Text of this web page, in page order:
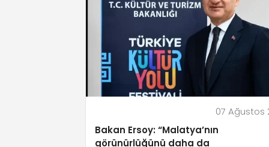
07 Ağustos
Bakan Ersoy: “Malatya’nın
görünürlüğünü daha da